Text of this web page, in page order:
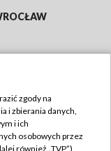
zgody na
i zbierania danych,
i ich
osobowych przez
również „TVP”),